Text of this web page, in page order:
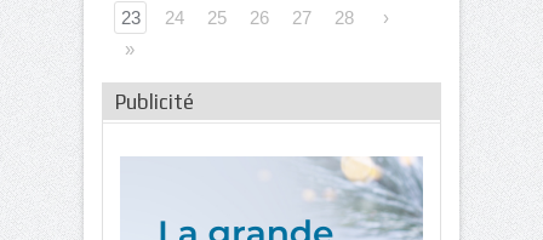
23
24 25 26 27 28
›
»
Publicité